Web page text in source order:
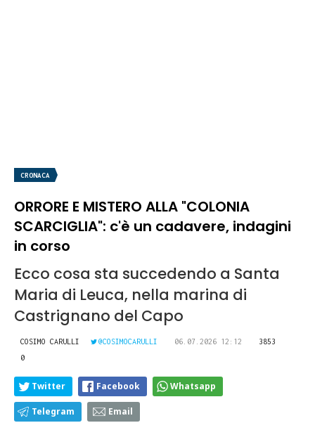
CRONACA
ORRORE E MISTERO ALLA "COLONIA
SCARCIGLIA": c'è un cadavere, indagini
in corso
Ecco cosa sta succedendo a Santa
Maria di Leuca, nella marina di
Castrignano del Capo
COSIMO CARULLI @COSIMOCARULLI 06.07.2026 12:12
3853
0
Twitter Facebook Whatsapp
Telegram Email